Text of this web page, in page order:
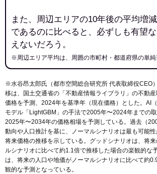
また、周辺エリアの10年後の平均増
であるのに比べると、必ずしも有望
えないだろう。
※周辺エリア平均は、周囲の市町村・都道府県の単純
※水谷昂太郎氏（都市空間総合研究所 代表取締役CEO
移は、国土交通省の「 不動産情報ライブラリ 」の不動
価格を予測、2024年を基準年（現在価格）とした。AI
モデル「LightGBM」の手法で2005年〜2024年までの取
2025年〜2034年の価格相場を予測している。過去（
動向や人口推計を基に、ノーマルシナリオは最も可能
将来価格の推移を示している。グッドシナリオは、将
ルシナリオに比べて約1.1倍で推移した場合の楽観的な
は、将来の人口や地価がノーマルシナリオに比べて約
観的な予測となっている。